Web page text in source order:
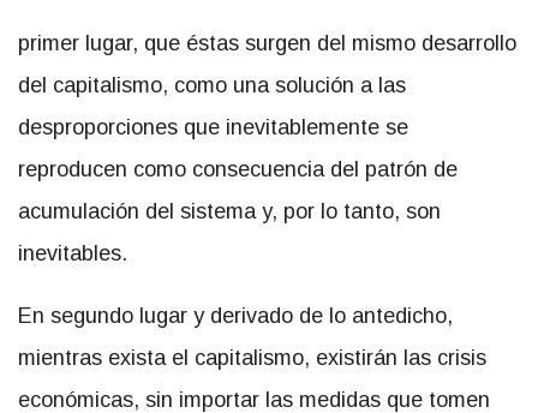
primer lugar, que éstas surgen del mismo desarrollo
del capitalismo, como una solución a las
desproporciones que inevitablemente se
reproducen como consecuencia del patrón de
acumulación del sistema y, por lo tanto, son
inevitables.
En segundo lugar y derivado de lo antedicho,
mientras exista el capitalismo, existirán las crisis
económicas, sin importar las medidas que tomen